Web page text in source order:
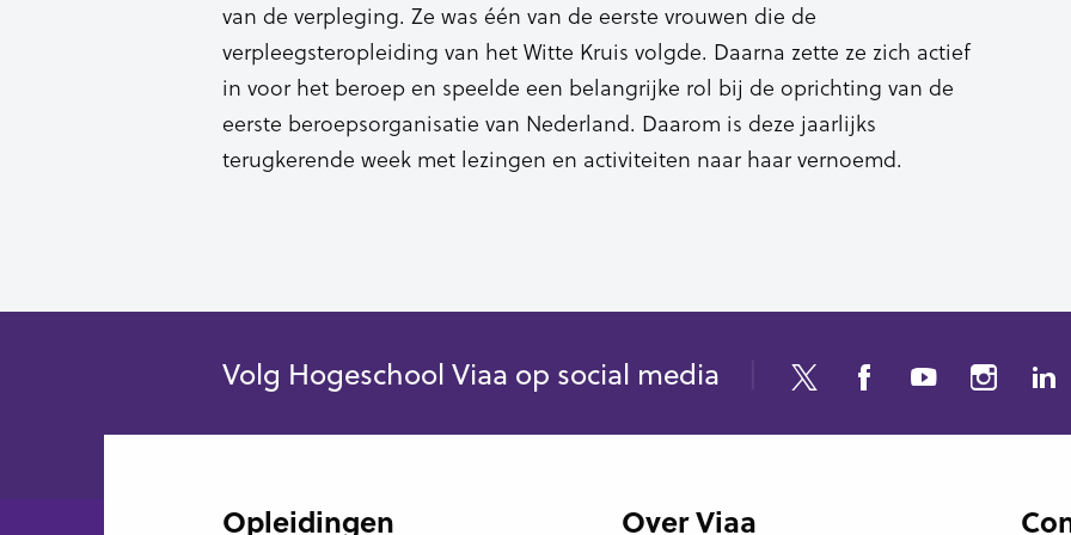
van de verpleging. Ze was één van de eerste vrouwen die de
verpleegsteropleiding van het Witte Kruis volgde. Daarna zette ze zich actief
in voor het beroep en speelde een belangrijke rol bij de oprichting van de
eerste beroepsorganisatie van Nederland. Daarom is deze jaarlijks
terugkerende week met lezingen en activiteiten naar haar vernoemd.
Volg Hogeschool Viaa op social media
Opleidingen Over Viaa